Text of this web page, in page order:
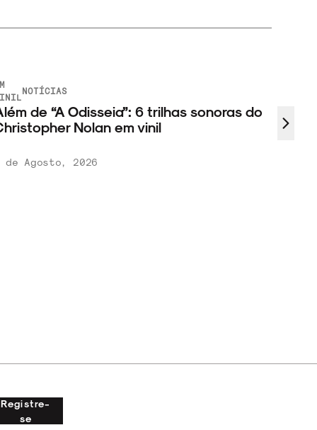
NOTÍCIAS
de “A Odisseia”: 6 trilhas sonoras do
Nolan em vinil
de Agosto, 2026
Registre-
se